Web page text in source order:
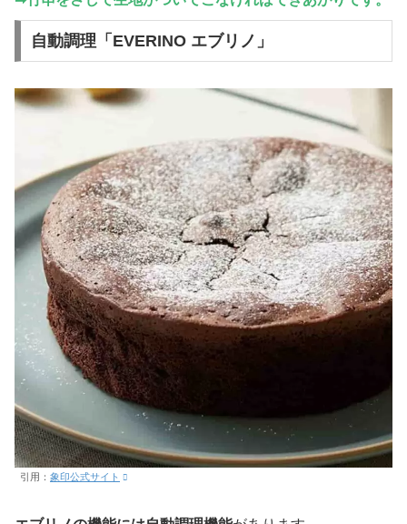
自動調理「EVERINO エブリノ」
引用： 象印公式サイト